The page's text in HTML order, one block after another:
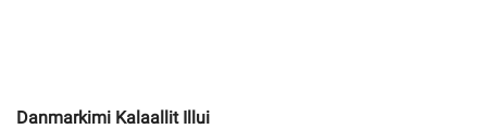
Danmarkimi Kalaallit Illui